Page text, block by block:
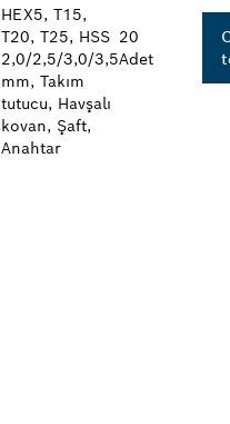
HEX5, T15,
T20, T25, HSS
2,0/2,5/3,0/3,5
mm, Takım
tutucu, Havşalı
kovan, Şaft,
Anahtar
20
Adet